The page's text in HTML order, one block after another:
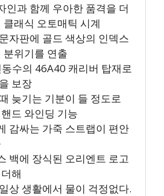
인과 함께 우아한 품격을 더
래식 오토매틱 시계
자판에 골드 색상의 인덱스
분위기를 연출
수의 46A40 캐리버 탑재로
보장
늦기는 기분이 들 정도로
드 와인딩 기능
감싸는 가죽 스트랩이 편안
백에 장식된 오리엔트 로고
해
상 생활에서 물이 걱정없다.